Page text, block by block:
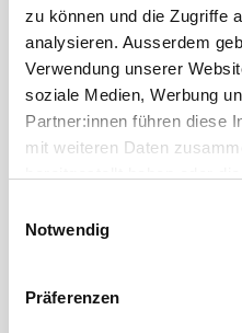
zu können und die Zugriffe
analysieren. Ausserdem
Verwendung unserer
soziale Medien, Werbung
Partner:innen führen diese
mit weiteren Daten
Notwendig
Präferenzen